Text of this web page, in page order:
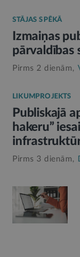
STĀJAS SPĒKĀ
Izmaiņas
pārvaldības
Pirms 2 dienām,
LIKUMPROJEKTS
Publiskajā
hakeru”
Pirms 3 dienām,